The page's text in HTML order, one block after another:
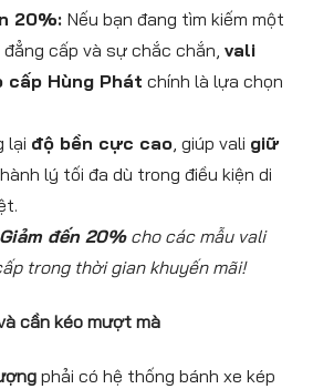
20%: Nếu bạn đang tìm kiếm một
cấp và sự chắc chắn, vali
cấp Hùng Phát chính là lựa chọn
lại độ bền cực cao , giúp vali giữ
hành lý tối đa dù trong điều kiện di
Giảm đến 20%cho các mẫu vali
trong thời gian khuyến mãi!
cần kéo mượt mà
phải có hệ thống bánh xe kép